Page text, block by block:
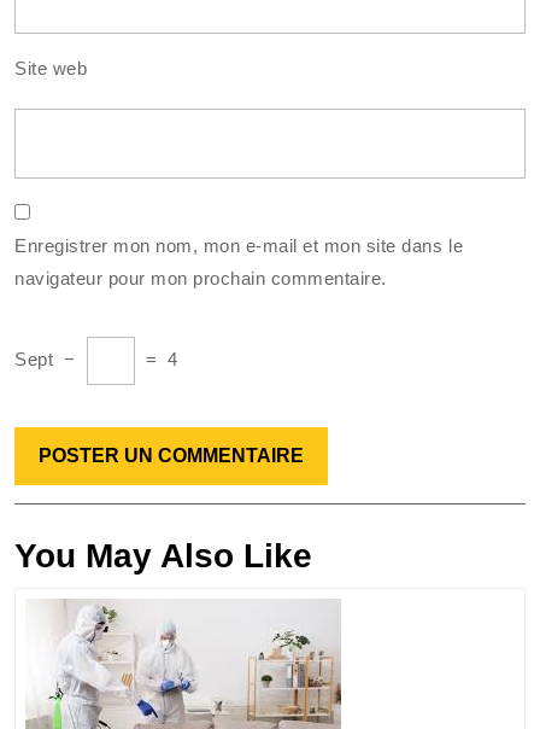
Site web
Enregistrer mon nom, mon e-mail et mon site dans le
navigateur pour mon prochain commentaire.
Sept − = 4
You May Also Like